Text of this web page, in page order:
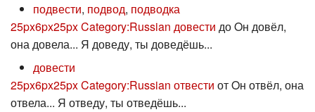
подвести, подвод, подводка
25px6px25pxCategory:Russian довести до Oн довёл,
она довела... Я доведу, ты доведёшь...
довести
25px6px25pxCategory:Russian отвести от Oн отвёл, она
отвела... Я отведу, ты отведёшь...